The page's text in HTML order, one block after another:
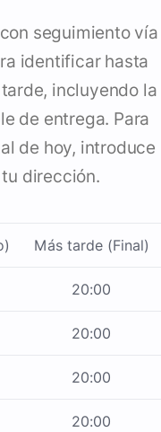
seguimiento vía
identificar hasta
incluyendo la
de entrega. Para
de hoy, introduce
dirección.
Más tarde (Final)
20:00
20:00
20:00
20:00